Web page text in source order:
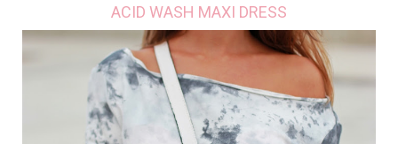
ACID WASH MAXI DRESS